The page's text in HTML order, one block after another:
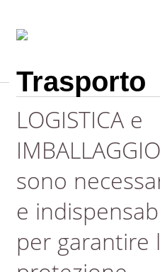
Trasporto
LOGISTICA e
IMBALLAGGIO
sono
e
per garantire